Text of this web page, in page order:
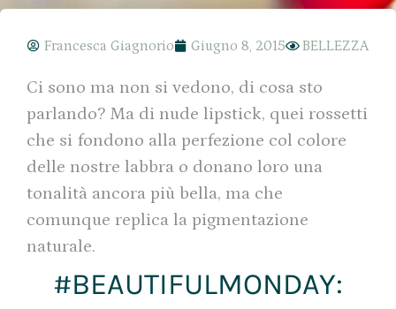
Francesca Giagnorio Giugno 8, 2015 BELLEZZA
Ci sono ma non si vedono, di cosa sto
parlando? Ma di nude lipstick, quei rossetti
che si fondono alla perfezione col colore
delle nostre labbra o donano loro una
tonalità ancora più bella, ma che
comunque replica la pigmentazione
naturale.
#BEAUTIFULMONDAY: